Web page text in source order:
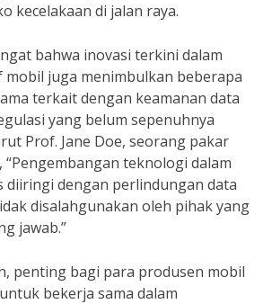
kecelakaan di jalan raya.
bahwa inovasi terkini dalam
juga menimbulkan beberapa
terkait dengan keamanan data
yang belum sepenuhnya
Prof. Jane Doe, seorang pakar
“Pengembangan teknologi dalam
diiringi dengan perlindungan data
disalahgunakan oleh pihak yang
jawab.”
penting bagi para produsen mobil
bekerja sama dalam